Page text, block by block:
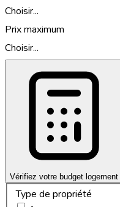
Choisir...
Prix maximum
Choisir...
Vérifiez votre budget logement
Type de propriété